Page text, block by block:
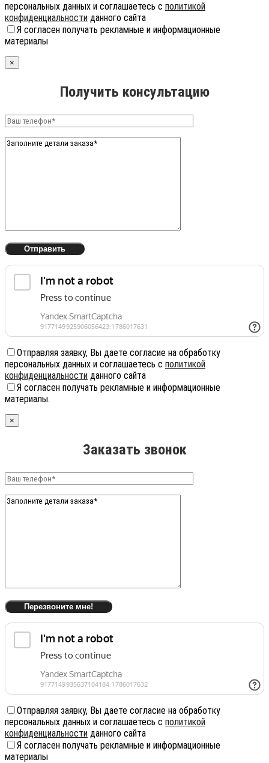
персональных данных и соглашаетесь с политикой
конфиденциальности данного сайта
Я согласен получать рекламные и информационные
материалы
×
Получить консультацию
Отправляя заявку, Вы даете согласие на обработку
персональных данных и соглашаетесь с политикой
конфиденциальности данного сайта
Я согласен получать рекламные и информационные
материалы.
×
Заказать звонок
Отправляя заявку, Вы даете согласие на обработку
персональных данных и соглашаетесь с политикой
конфиденциальности данного сайта
Я согласен получать рекламные и информационные
материалы